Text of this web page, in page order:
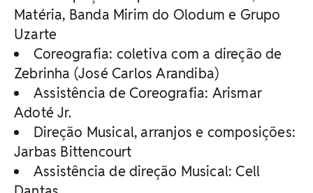
Matéria, Banda Mirim do Olodum e Grupo
Uzarte
Coreografia: coletiva com a direção de
Zebrinha (José Carlos Arandiba)
Assistência de Coreografia: Arismar
Adoté Jr.
Direção Musical, arranjos e composições:
Jarbas Bittencourt
Assistência de direção Musical: Cell